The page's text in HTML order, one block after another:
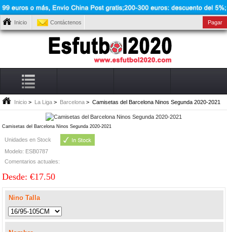
Inicio Contáctenos Pagar
Inicio > La Liga > Barcelona > Camisetas del Barcelona Ninos Segunda 2020-2021
Camisetas del Barcelona Ninos Segunda 2020-2021
Unidades en Stock
Modelo: ESB0787
Comentarios actuales:
Desde: €17.50
Nino Talla